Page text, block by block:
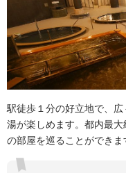
駅徒歩１分の好立地で、
湯が楽しめます。都内最
の部屋を巡ることができま